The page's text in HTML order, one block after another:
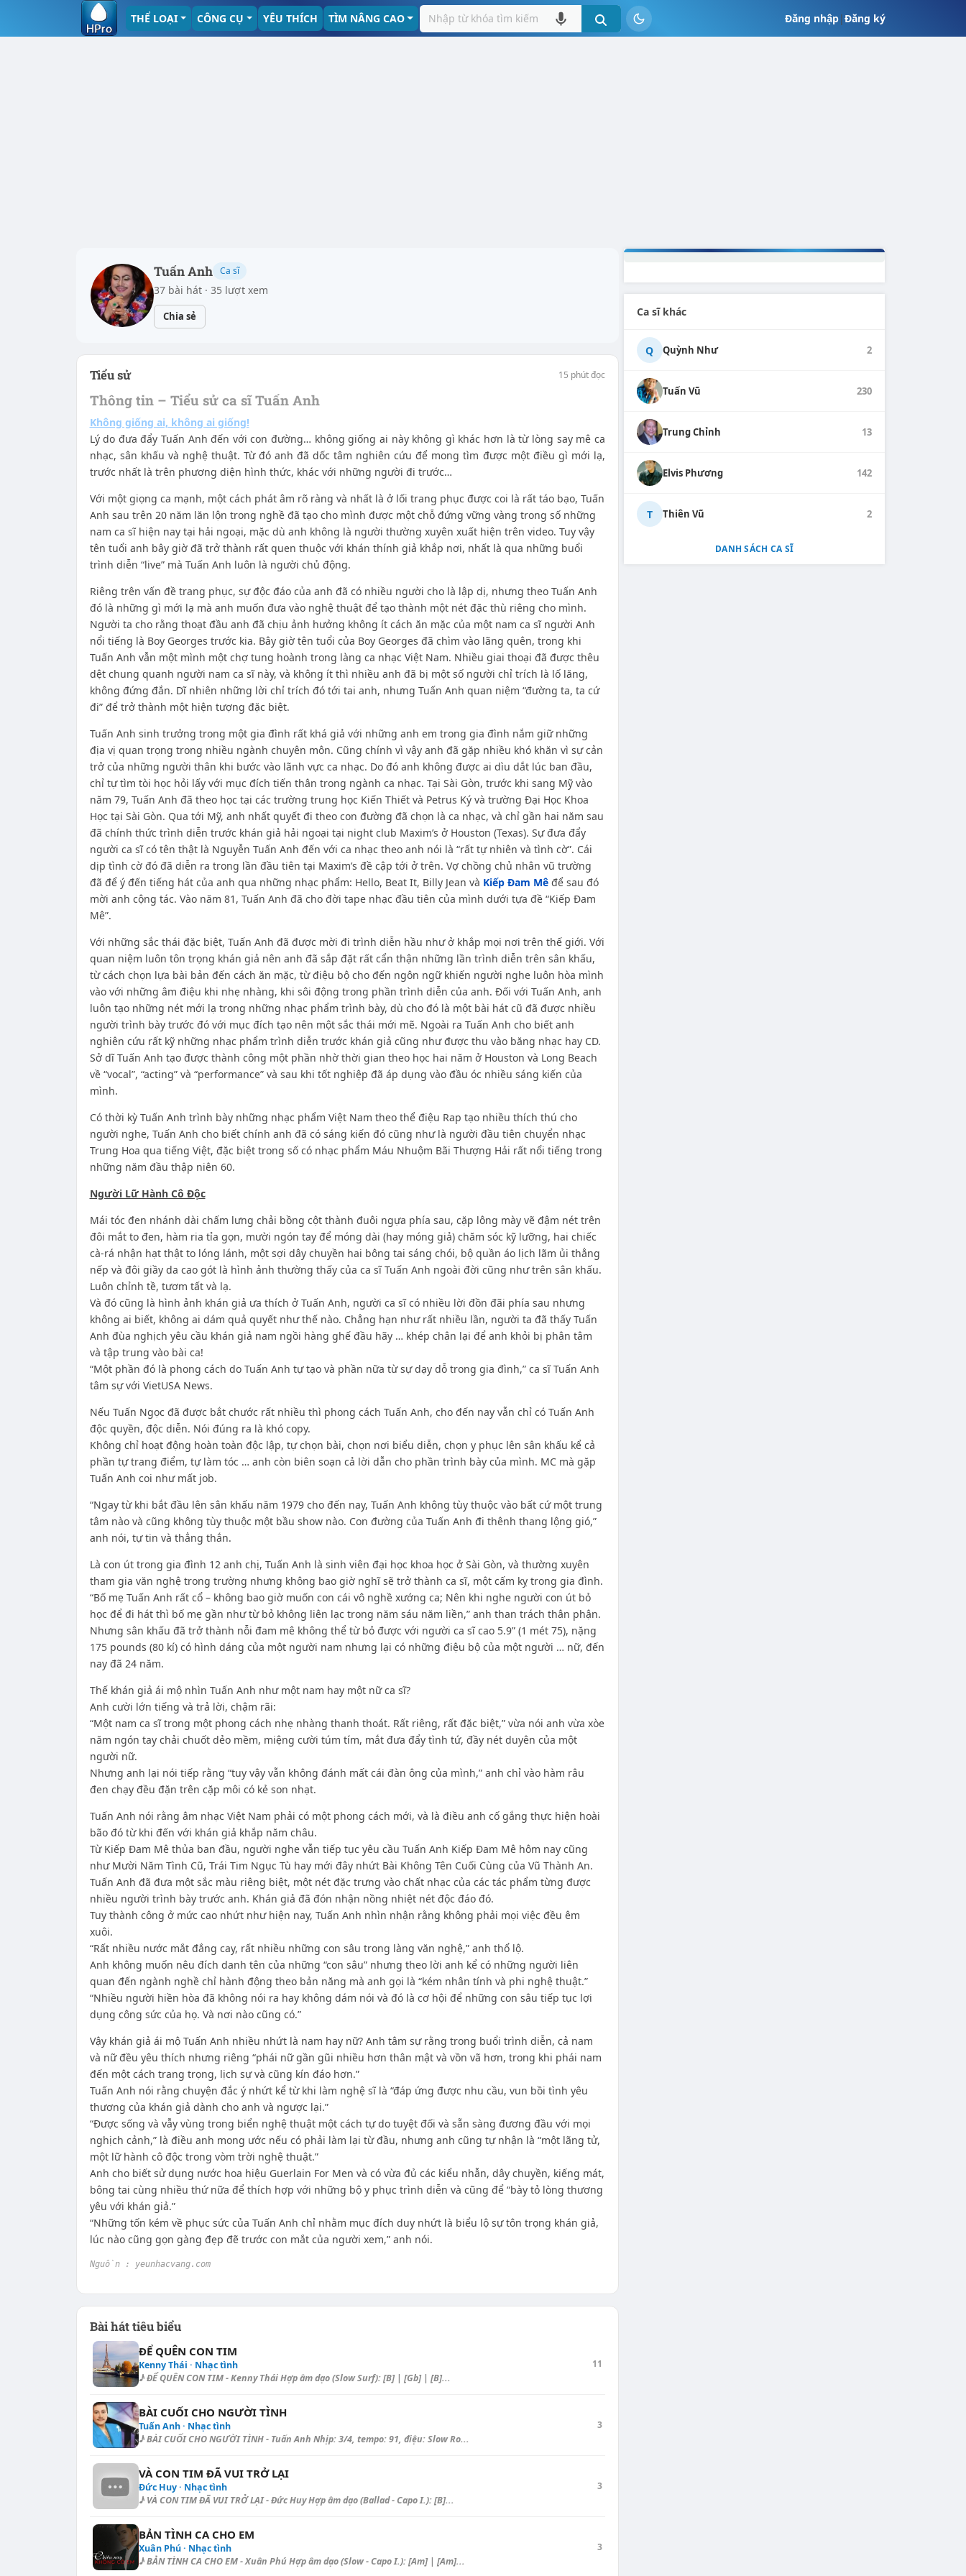
Đăng nhập|Đăng ký
THỂ LOẠI CÔNG CỤ YÊU THÍCH TÌM NÂNG CAO
Tuấn Anh Ca sĩ
37 bài hát · 35 lượt xem
Chia sẻ
Tiểu sử 15 phút đọc
Thông tin – Tiểu sử ca sĩ Tuấn Anh
Không giống ai, không ai giống!
Lý do đưa đẩy Tuấn Anh đến với con đường… không giống ai này không gì khác hơn là từ lòng say mê ca
nhạc, sân khấu và nghệ thuật. Từ đó anh đã dốc tâm nghiên cứu để mong tìm được một điều gì mới lạ,
trước nhất là trên phương diện hình thức, khác với những người đi trước…
Với một giọng ca mạnh, một cách phát âm rõ ràng và nhất là ở lối trang phục được coi là rất táo bạo, Tuấn
Anh sau trên 20 năm lăn lộn trong nghề đã tạo cho mình được một chỗ đứng vững vàng trong số những
nam ca sĩ hiện nay tại hải ngoại, mặc dù anh không là người thường xuyên xuất hiện trên video. Tuy vậy
tên tuổi anh bây giờ đã trở thành rất quen thuộc với khán thính giả khắp nơi, nhất là qua những buổi
trình diễn “live” mà Tuấn Anh luôn là người chủ động.
Riêng trên vấn đề trang phục, sự độc đáo của anh đã có nhiều người cho là lập dị, nhưng theo Tuấn Anh
đó là những gì mới lạ mà anh muốn đưa vào nghệ thuật để tạo thành một nét đặc thù riêng cho mình.
Người ta cho rằng thoạt đầu anh đã chịu ảnh hưởng không ít cách ăn mặc của một nam ca sĩ người Anh
nổi tiếng là Boy Georges trước kia. Bây giờ tên tuổi của Boy Georges đã chìm vào lãng quên, trong khi
Tuấn Anh vẫn một mình một chợ tung hoành trong làng ca nhạc Việt Nam. Nhiều giai thoại đã được thêu
dệt chung quanh người nam ca sĩ này, và không ít thì nhiều anh đã bị một số người chỉ trích là lố lăng,
không đứng đắn. Dĩ nhiên những lời chỉ trích đó tới tai anh, nhưng Tuấn Anh quan niệm “đường ta, ta cứ
đi” để trở thành một hiện tượng đặc biệt.
Tuấn Anh sinh trưởng trong một gia đình rất khá giả với những anh em trong gia đình nắm giữ những
địa vị quan trọng trong nhiều ngành chuyên môn. Cũng chính vì vậy anh đã gặp nhiều khó khăn vì sự cản
trở của những người thân khi bước vào lãnh vực ca nhạc. Do đó anh không được ai dìu dắt lúc ban đầu,
chỉ tự tìm tòi học hỏi lấy với mục đích tiến thân trong ngành ca nhạc. Tại Sài Gòn, trước khi sang Mỹ vào
năm 79, Tuấn Anh đã theo học tại các trường trung học Kiến Thiết và Petrus Ký và trường Đại Học Khoa
Học tại Sài Gòn. Qua tới Mỹ, anh nhất quyết đi theo con đường đã chọn là ca nhạc, và chỉ gần hai năm sau
đã chính thức trình diễn trước khán giả hải ngoại tại night club Maxim’s ở Houston (Texas). Sự đưa đẩy
người ca sĩ có tên thật là Nguyễn Tuấn Anh đến với ca nhạc theo anh nói là “rất tự nhiên và tình cờ”. Cái
dịp tình cờ đó đã diễn ra trong lần đầu tiên tại Maxim’s đề cập tới ở trên. Vợ chồng chủ nhân vũ trường
đã để ý đến tiếng hát của anh qua những nhạc phẩm: Hello, Beat It, Billy Jean và Kiếp Đam Mêđể sau đó
mời anh cộng tác. Vào năm 81, Tuấn Anh đã cho đời tape nhạc đầu tiên của mình dưới tựa đề “Kiếp Đam
Mê”.
Với những sắc thái đặc biệt, Tuấn Anh đã được mời đi trình diễn hầu như ở khắp mọi nơi trên thế giới. Với
quan niệm luôn tôn trọng khán giả nên anh đã sắp đặt rất cẩn thận những lần trình diễn trên sân khấu,
từ cách chọn lựa bài bản đến cách ăn mặc, từ điệu bộ cho đến ngôn ngữ khiến người nghe luôn hòa mình
vào với những âm điệu khi nhẹ nhàng, khi sôi động trong phần trình diễn của anh. Đối với Tuấn Anh, anh
luôn tạo những nét mới lạ trong những nhạc phẩm trình bày, dù cho đó là một bài hát cũ đã được nhiều
người trình bày trước đó với mục đích tạo nên một sắc thái mới mẽ. Ngoài ra Tuấn Anh cho biết anh
nghiên cứu rất kỹ những nhạc phẩm trình diễn trước khán giả cũng như được thu vào băng nhạc hay CD.
Sở dĩ Tuấn Anh tạo được thành công một phần nhờ thời gian theo học hai năm ở Houston và Long Beach
về “vocal”, “acting” và “performance” và sau khi tốt nghiệp đã áp dụng vào đầu óc nhiều sáng kiến của
mình.
Có thời kỳ Tuấn Anh trình bày những nhạc phẩm Việt Nam theo thể điệu Rap tạo nhiều thích thú cho
người nghe, Tuấn Anh cho biết chính anh đã có sáng kiến đó cũng như là người đầu tiên chuyển nhạc
Trung Hoa qua tiếng Việt, đặc biệt trong số có nhạc phẩm Máu Nhuộm Bãi Thượng Hải rất nổi tiếng trong
những năm đầu thập niên 60.
Người Lữ Hành Cô Độc
Mái tóc đen nhánh dài chấm lưng chải bồng cột thành đuôi ngựa phía sau, cặp lông mày vẽ đậm nét trên
đôi mắt to đen, hàm ria tỉa gọn, mười ngón tay để móng dài (hay móng giả) chăm sóc kỹ lưỡng, hai chiếc
cà-rá nhận hạt thật to lóng lánh, một sợi dây chuyền hai bông tai sáng chói, bộ quần áo lịch lãm ủi thẳng
nếp và đôi giầy da cao gót là hình ảnh thường thấy của ca sĩ Tuấn Anh ngoài đời cũng như trên sân khấu.
Luôn chỉnh tề, tươm tất và lạ.
Và đó cũng là hình ảnh khán giả ưa thích ở Tuấn Anh, người ca sĩ có nhiều lời đồn đãi phía sau nhưng
không ai biết, không ai dám quả quyết như thế nào. Chẳng hạn như rất nhiều lần, người ta đã thấy Tuấn
Anh đùa nghịch yêu cầu khán giả nam ngồi hàng ghế đầu hãy … khép chân lại để anh khỏi bị phân tâm
và tập trung vào bài ca!
“Một phần đó là phong cách do Tuấn Anh tự tạo và phần nữa từ sự dạy dỗ trong gia đình,” ca sĩ Tuấn Anh
tâm sự với VietUSA News.
Nếu Tuấn Ngọc đã được bắt chước rất nhiều thì phong cách Tuấn Anh, cho đến nay vẫn chỉ có Tuấn Anh
độc quyền, độc diễn. Nói đúng ra là khó copy.
Không chỉ hoạt động hoàn toàn độc lập, tự chọn bài, chọn nơi biểu diễn, chọn y phục lên sân khấu kể cả
phần tự trang điểm, tự làm tóc … anh còn biên soạn cả lời dẫn cho phần trình bày của mình. MC mà gặp
Tuấn Anh coi như mất job.
“Ngay từ khi bắt đầu lên sân khấu năm 1979 cho đến nay, Tuấn Anh không tùy thuộc vào bất cứ một trung
tâm nào và cũng không tùy thuộc một bầu show nào. Con đường của Tuấn Anh đi thênh thang lộng gió,”
anh nói, tự tin và thẳng thắn.
Là con út trong gia đình 12 anh chị, Tuấn Anh là sinh viên đại học khoa học ở Sài Gòn, và thường xuyên
tham gia văn nghệ trong trường nhưng không bao giờ nghĩ sẽ trở thành ca sĩ, một cấm kỵ trong gia đình.
“Bố mẹ Tuấn Anh rất cổ – không bao giờ muốn con cái vô nghề xướng ca; Nên khi nghe người con út bỏ
học để đi hát thì bố mẹ gần như từ bỏ không liên lạc trong năm sáu năm liền,” anh than trách thân phận.
Nhưng sân khấu đã trở thành nỗi đam mê không thể từ bỏ được với người ca sĩ cao 5.9” (1 mét 75), nặng
175 pounds (80 kí) có hình dáng của một người nam nhưng lại có những điệu bộ của một người … nữ, đến
nay đã 24 năm.
Thế khán giả ái mộ nhìn Tuấn Anh như một nam hay một nữ ca sĩ?
Anh cười lớn tiếng và trả lời, chậm rãi:
“Một nam ca sĩ trong một phong cách nhẹ nhàng thanh thoát. Rất riêng, rất đặc biệt,” vừa nói anh vừa xòe
năm ngón tay chải chuốt dẻo mềm, miệng cười túm tím, mắt đưa đẩy tình tứ, đầy nét duyên của một
người nữ.
Nhưng anh lại nói tiếp rằng “tuy vậy vẫn không đánh mất cái đàn ông của mình,” anh chỉ vào hàm râu
đen chạy đều đặn trên cặp môi có kẻ son nhạt.
Tuấn Anh nói rằng âm nhạc Việt Nam phải có một phong cách mới, và là điều anh cố gắng thực hiện hoài
bão đó từ khi đến với khán giả khắp năm châu.
Từ Kiếp Đam Mê thủa ban đầu, người nghe vẫn tiếp tục yêu cầu Tuấn Anh Kiếp Đam Mê hôm nay cũng
như Mười Năm Tình Cũ, Trái Tim Ngục Tù hay mới đây nhứt Bài Không Tên Cuối Cùng của Vũ Thành An.
Tuấn Anh đã đưa một sắc màu riêng biệt, một nét đặc trưng vào chất nhạc của các tác phẩm từng được
nhiều người trình bày trước anh. Khán giả đã đón nhận nồng nhiệt nét độc đáo đó.
Tuy thành công ở mức cao nhứt như hiện nay, Tuấn Anh nhìn nhận rằng không phải mọi việc đều êm
xuôi.
“Rất nhiều nước mắt đắng cay, rất nhiều những con sâu trong làng văn nghệ,” anh thổ lộ.
Anh không muốn nêu đích danh tên của những “con sâu” nhưng theo lời anh kể có những người liên
quan đến ngành nghề chỉ hành động theo bản năng mà anh gọi là “kém nhân tính và phi nghệ thuật.”
“Nhiều người hiền hòa đã không nói ra hay không dám nói và đó là cơ hội để những con sâu tiếp tục lợi
dụng công sức của họ. Và nơi nào cũng có.”
Vậy khán giả ái mộ Tuấn Anh nhiều nhứt là nam hay nữ? Anh tâm sự rằng trong buổi trình diễn, cả nam
và nữ đều yêu thích nhưng riêng “phái nữ gần gũi nhiều hơn thân mật và vồn vã hơn, trong khi phái nam
đến một cách trang trọng, lịch sự và cũng kín đáo hơn.”
Tuấn Anh nói rằng chuyện đắc ý nhứt kể từ khi làm nghệ sĩ là “đáp ứng được nhu cầu, vun bồi tình yêu
thương của khán giả dành cho anh và ngược lại.”
“Được sống và vẫy vùng trong biển nghệ thuật một cách tự do tuyệt đối và sẵn sàng đương đầu với mọi
nghịch cảnh,” là điều anh mong ước nếu có phải làm lại từ đầu, nhưng anh cũng tự nhận là “một lãng tử,
một lữ hành cô độc trong vòm trời nghệ thuật.”
Anh cho biết sử dụng nước hoa hiệu Guerlain For Men và có vừa đủ các kiểu nhẫn, dây chuyền, kiếng mát,
bông tai cùng nhiều thứ nữa để thích hợp với những bộ y phục trình diễn và cũng để “bày tỏ lòng thương
yêu với khán giả.”
“Những tốn kém về phục sức của Tuấn Anh chỉ nhằm mục đích duy nhứt là biểu lộ sự tôn trọng khán giả,
lúc nào cũng gọn gàng đẹp đẽ trước con mắt của người xem,” anh nói.
Nguồn : yeunhacvang.com
Bài hát tiêu biểu
ĐỂ QUÊN CON TIM
Kenny Thái · Nhạc tình
♪ ĐỂ QUÊN CON TIM - Kenny Thái Hợp âm dạo (Slow Surf): [B] | [Gb] | [B]...
11
BÀI CUỐI CHO NGƯỜI TÌNH
Tuấn Anh · Nhạc tình
♪ BÀI CUỐI CHO NGƯỜI TÌNH - Tuấn Anh Nhịp: 3/4, tempo: 91, điệu: Slow Ro...
3
VÀ CON TIM ĐÃ VUI TRỞ LẠI
Đức Huy · Nhạc tình
♪ VÀ CON TIM ĐÃ VUI TRỞ LẠI - Đức Huy Hợp âm dạo (Ballad - Capo I.): [B]...
3
BẢN TÌNH CA CHO EM
Xuân Phú · Nhạc tình
♪ BẢN TÌNH CA CHO EM - Xuân Phú Hợp âm dạo (Slow - Capo I.): [Am] | [Am]...
3
Ca sĩ khác
Q Quỳnh Như 2
Tuấn Vũ 230
Trung Chỉnh 13
Elvis Phương 142
T Thiên Vũ 2
DANH SÁCH CA SĨ